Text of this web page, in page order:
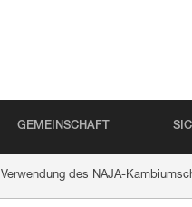
GEMEINSCHAFT
Verwendung des NAJA-